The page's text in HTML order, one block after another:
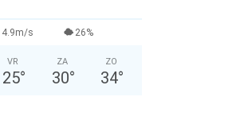
4.9m/s 26%
VR
25°
ZA
30°
ZO
34°